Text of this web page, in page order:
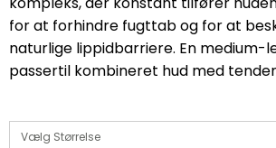
for at forhindre fugttab og for at
naturlige lippidbarriere. En medium-
passertil kombineret hud med
Vælg Størrelse